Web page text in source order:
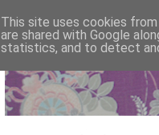
This site uses cookies
are shared with Google
statistics, and to detect